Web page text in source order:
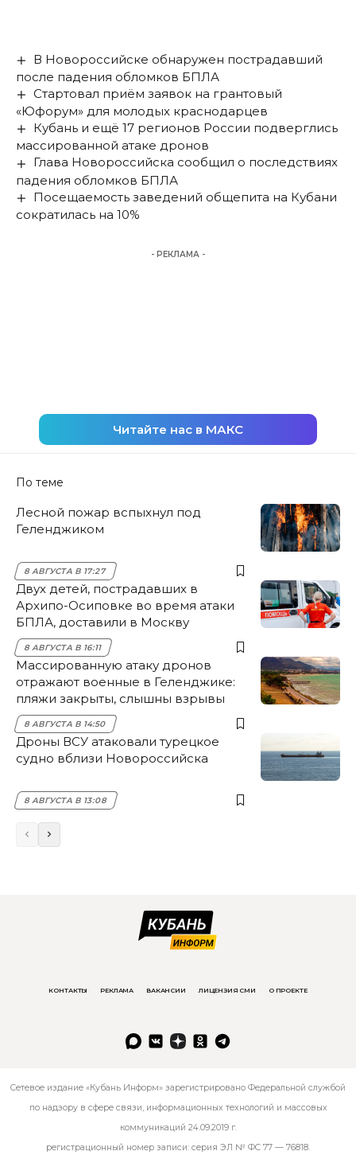
В Новороссийске обнаружен пострадавший
после падения обломков БПЛА
Стартовал приём заявок на грантовый
«Юфорум» для молодых краснодарцев
Кубань и ещё 17 регионов России подверглись
массированной атаке дронов
Глава Новороссийска сообщил о последствиях
падения обломков БПЛА
Посещаемость заведений общепита на Кубани
сократилась на 10%
- РЕКЛАМА -
Читайте нас в МАКС
По теме
Лесной пожар вспыхнул под
Геленджиком
8 АВГУСТА В 17:27
Двух детей, пострадавших в
Архипо-Осиповке во время атаки
БПЛА, доставили в Москву
8 АВГУСТА В 16:11
Массированную атаку дронов
отражают военные в Геленджике:
пляжи закрыты, слышны взрывы
8 АВГУСТА В 14:50
Дроны ВСУ атаковали турецкое
судно вблизи Новороссийска
8 АВГУСТА В 13:08
КОНТАКТЫ РЕКЛАМА ВАКАНСИИ ЛИЦЕНЗИЯ СМИ О ПРОЕКТЕ
Сетевое издание «Кубань Информ» зарегистрировано Федеральной службой
по надзору в сфере связи, информационных технологий и массовых
коммуникаций 24.09.2019 г.
регистрационный номер записи: серия ЭЛ № ФС 77 — 76818.